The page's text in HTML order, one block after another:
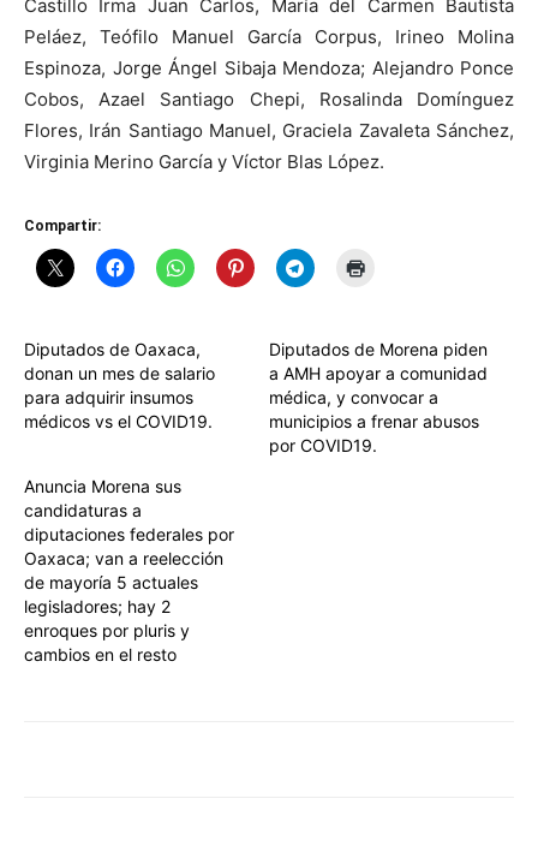
Castillo Irma Juan Carlos, María del Carmen Bautista
Peláez, Teófilo Manuel García Corpus, Irineo Molina
Espinoza, Jorge Ángel Sibaja Mendoza; Alejandro Ponce
Cobos, Azael Santiago Chepi, Rosalinda Domínguez
Flores, Irán Santiago Manuel, Graciela Zavaleta Sánchez,
Virginia Merino García y Víctor Blas López.
Compartir:
Diputados de Oaxaca,
donan un mes de salario
para adquirir insumos
médicos vs el COVID19.
Diputados de Morena piden
a AMH apoyar a comunidad
médica, y convocar a
municipios a frenar abusos
por COVID19.
Anuncia Morena sus
candidaturas a
diputaciones federales por
Oaxaca; van a reelección
de mayoría 5 actuales
legisladores; hay 2
enroques por pluris y
cambios en el resto